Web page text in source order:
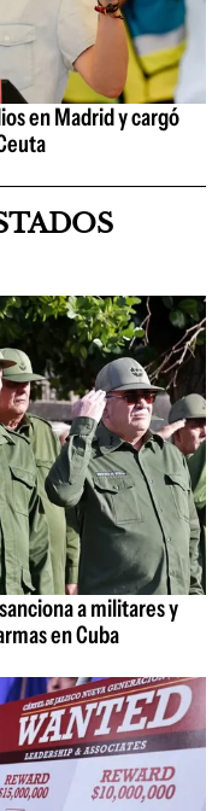
en Madrid y cargó
a militares y
en Cuba